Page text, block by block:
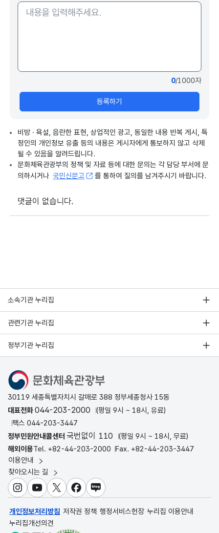
0/1000자
등록하기
비방 · 욕설, 음란한 표현, 상업적인 광고, 동일한 내용 반복 게시, 특
정인의 개인정보 유출 등의 내용은 게시자에게 통보하지 않고 삭제
될 수 있음을 알려드립니다.
문화체육관광부의 정책 및 자료 등에 대한 문의는 각 담당 부서에 문
의하시거나 국민신문고 를 통하여 질의를 남겨주시기 바랍니다.
댓글이 없습니다.
소속기관 누리집
관련기관 누리집
정부기관 누리집
문화체육관광부
30119 세종특별자치시 갈매로 388 정부세종청사 15동
대표전화044-203-2000
(평일 9시 ~ 18시, 유료)
팩스 044-203-3447
정부민원안내콜센터 국번없이 110
(평일 9시 ~ 18시, 무료)
해외이용Tel. +82-44-203-2000 Fax. +82-44-203-3447
이용안내
찾아오시는 길
인스타그램
유튜브X 페이스북
블로그
개인정보처리방침 저작권 정책 행정서비스헌장 누리집 이용안내
누리집개선의견